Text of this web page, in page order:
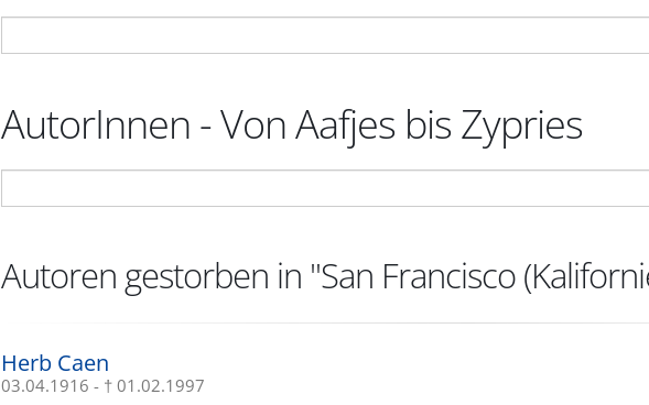
AutorInnen - Von Aafjes bis Zypries
Autoren gestorben in "San Francisco
Herb Caen
03.04.1916 - † 01.02.1997